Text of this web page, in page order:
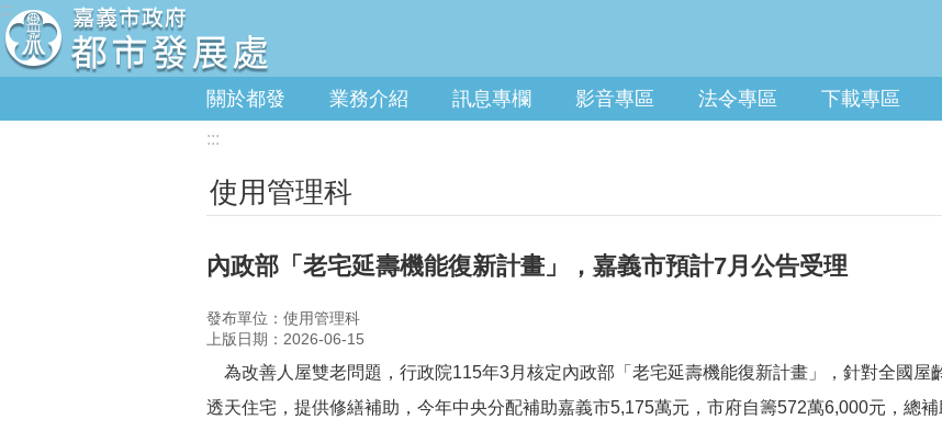
跳到主要內容區塊
:::
關於都發 業務介紹 訊息專欄 影音專區 法令專區 下載專區
:::
使用管理科
內政部「老宅延壽機能復新計畫」，嘉義市預計7月公告受理
發布單位：使用管理科
上版日期：2026-06-15
為改善人屋雙老問題，行政院115年3月核定內政部「老宅延壽機能復新計畫」，針對全國屋
透天住宅，提供修繕補助，今年中央分配補助嘉義市5,175萬元，市府自籌572萬6,000元，總